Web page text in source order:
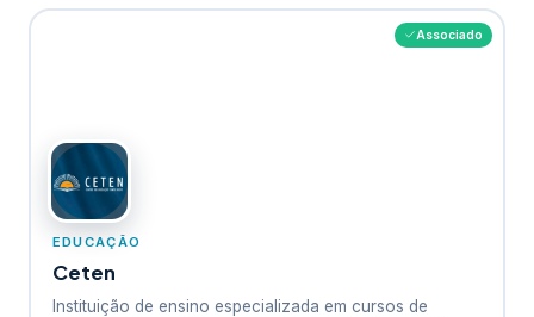
Associado
EDUCAÇÃO
Ceten
Instituição de ensino especializada em cursos de